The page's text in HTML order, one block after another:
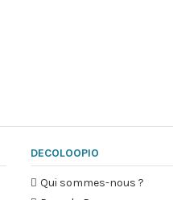
DECOLOOPIO
Qui sommes-nous ?